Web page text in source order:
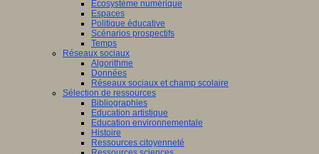
Ecosystème numérique
Espaces
Politique éducative
Scénarios prospectifs
Temps
Réseaux sociaux
Algorithme
Données
Réseaux sociaux et champ scolaire
Sélection de ressources
Bibliographies
Education artistique
Education environnementale
Histoire
Ressources citoyenneté